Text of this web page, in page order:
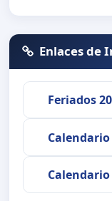
Enlaces de
Feriados
Calendario
Calendario